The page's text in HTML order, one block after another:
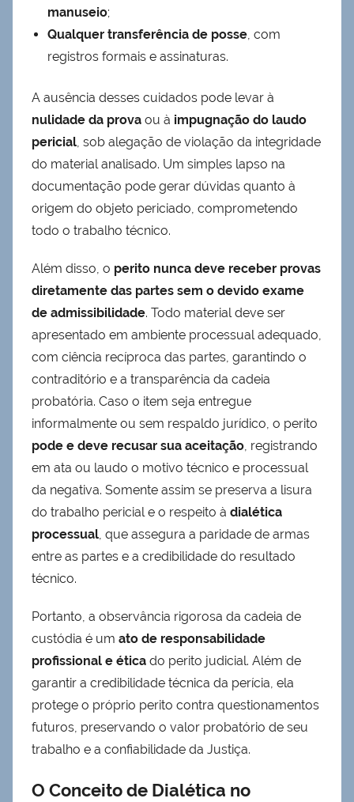
manuseio;
Qualquer transferência de posse, com
registros formais e assinaturas.
A ausência desses cuidados pode levar à
nulidade da prova ou à impugnação do laudo
pericial, sob alegação de violação da integridade
do material analisado. Um simples lapso na
documentação pode gerar dúvidas quanto à
origem do objeto periciado, comprometendo
todo o trabalho técnico.
Além disso, o perito nunca deve receber provas
diretamente das partes sem o devido exame
de admissibilidade. Todo material deve ser
apresentado em ambiente processual adequado,
com ciência recíproca das partes, garantindo o
contraditório e a transparência da cadeia
probatória. Caso o item seja entregue
informalmente ou sem respaldo jurídico, o perito
pode e deve recusar sua aceitação, registrando
em ata ou laudo o motivo técnico e processual
da negativa. Somente assim se preserva a lisura
do trabalho pericial e o respeito à dialética
processual, que assegura a paridade de armas
entre as partes e a credibilidade do resultado
técnico.
Portanto, a observância rigorosa da cadeia de
custódia é um ato de responsabilidade
profissional e ética do perito judicial. Além de
garantir a credibilidade técnica da perícia, ela
protege o próprio perito contra questionamentos
futuros, preservando o valor probatório de seu
trabalho e a confiabilidade da Justiça.
O Conceito de Dialética no